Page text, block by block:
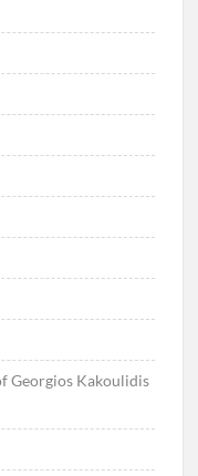
Georgios Kakoulidis